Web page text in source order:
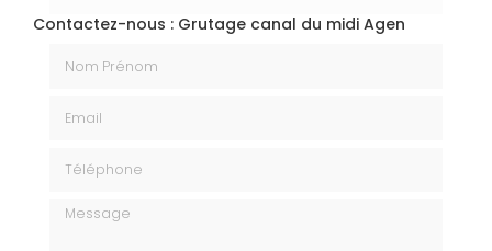
Contactez-nous : Grutage canal du midi Agen
Message